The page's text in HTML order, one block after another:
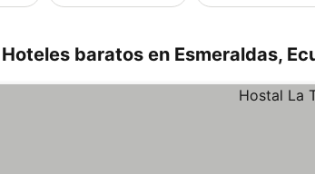
Hoteles baratos en Esmeraldas,